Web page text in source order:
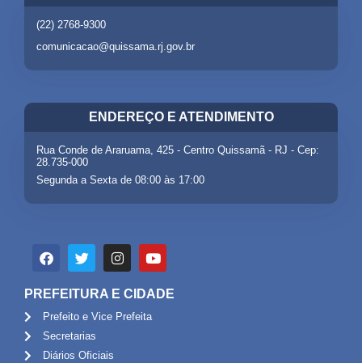
(22) 2768-9300
comunicacao@quissama.rj.gov.br
ENDEREÇO E ATENDIMENTO
Rua Conde de Araruama, 425 - Centro Quissamã - RJ - Cep:
28.735-000
Segunda a Sexta de 08:00 às 17:00
PREFEITURA E CIDADE
Prefeito e Vice Prefeita
Secretarias
Diários Oficiais